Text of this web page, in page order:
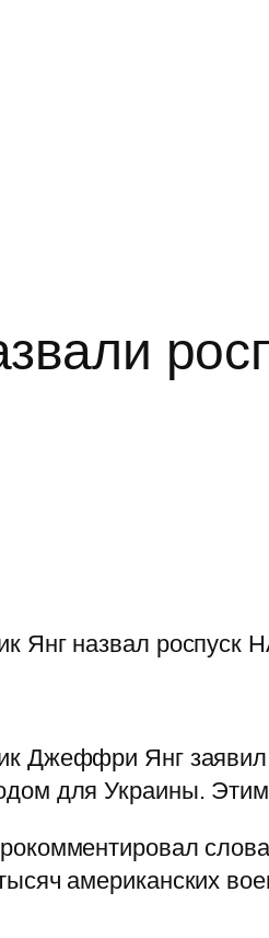
Янг назвал роспуск
Джеффри Янг
для Украины.
американских